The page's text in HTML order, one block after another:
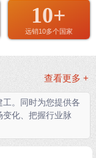
10+
远销10多个国家
查看更多 +
。同时为您提供各
化、把握行业脉